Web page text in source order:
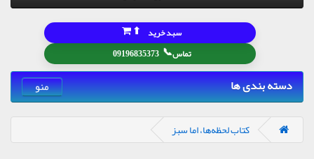
تماس📞
09196835373
سبد خرید ⬆
دسته بندی ها منو
کتاب لحظه‌ها، اما سبز